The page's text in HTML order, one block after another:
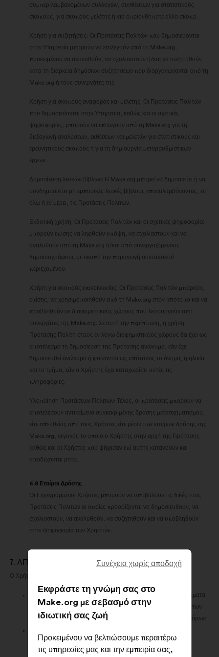
συμπεριλαμβανομένων συλλογών, συνθέσεων για στατιστικούς
σκοπούς, για σκοπούς μελέτης ή για οποιονδήποτε άλλο σκοπό.
Χρήση για συζητήσεις: Οι Προτάσεις Πολιτών που δημοσιεύονται
στην Υπηρεσία μπορούν να επιλεγούν από τη Make.org,
προκειμένου να αναλυθούν, να σχολιαστούν ή/και να συζητηθούν
κατά τη διάρκεια δημόσιων συζητήσεων που διοργανώνονται από τη
Make.org ή τους συνεργάτες της.
Χρήση για σκοπούς αναφοράς και μελέτης: Οι Προτάσεις Πολιτών
που δημοσιεύονται στην Υπηρεσία, καθώς και οι σχετικές
ψηφοφορίες, μπορούν να επιλεγούν από τη Make.org για τη
διεξαγωγή αναλύσεων, εκθέσεων και μελετών για στατιστικούς και
ερευνητικούς σκοπούς ή για τη δημιουργία μεταρρυθμιστικών
έργων.
Δημοσίευση λευκών βίβλων: Η Make.org μπορεί να δημοσιεύει ή να
συνδημοσιεύει μη εμπορικές λευκές βίβλους επαναλαμβάνοντας, εν
όλω ή εν μέρει, τις Προτάσεις Πολιτών.
Εκδοτική χρήση: Οι Προτάσεις Πολιτών και οι σχετικές ψηφοφορίες
μπορούν επίσης να ληφθούν υπόψη, να σχολιαστούν και να
αναλυθούν από τη Make.org ή/και από συνεργαζόμενους
δημοσιογράφους με σκοπό την παραγωγή συντακτικού
περιεχομένου.
Χρήση για σκοπούς επικοινωνίας: Οι Προτάσεις Πολιτών μπορούν,
επίσης, να χρησιμοποιηθούν από τη Make.org στον Ιστότοπο και να
προβληθούν σε διαφημιστικούς χώρους που λειτουργούν από
συνεργάτες της Make.org. Σε αυτή την περίπτωση, η χρήση
Πρότασης Πολίτη στους εν λόγω διαφημιστικούς χώρους θα έχει ως
αποτέλεσμα τη δημοσίευση της Πρότασης ανώνυμα, εάν έχει
δημοσιευθεί ανώνυμα ή φαίνονται ως υπότιτλος το όνομα, η ηλικία
και το τμήμα, εάν ο Χρήστης έχει καταχωρίσει αυτές τις
πληροφορίες.
Υλοποίηση Προτάσεων Πολιτών: Τέλος, οι προτάσεις μπορούν να
αποτελέσουν αντικείμενο συγκεκριμένης δράσης μετασχηματισμού,
είτε απευθείας από τους Χρήστες είτε μέσω των εταίρων δράσης της
Make.org, γεγονός το οποίο ο Χρήστης στην αρχή της Πρότασης
καθώς και οι Χρήστες που ψήφισαν επί αυτής κατανοούν και
αποδέχονται ρητά.
6.8 Εταίροι Δράσης
Οι Εγγεγραμμένοι Χρήστες μπορούν να υποβάλουν τις δικές τους
Προτάσεις Πολιτών οι οποίες προορίζονται να δημοσιευθούν, να
σχολιαστούν, να αναλυθούν, να συζητηθούν και να υποβληθούν
στην ψηφοφορία των Χρηστών.
7. ΑΠΟΔΕΙΚΤΙΚΆ ΜΈΣΑ
Ο Χρήστης αναγνωρίζει και αποδέχεται ρητά:
ότι τα δεδομένα που συλλέγονται στον ιστότοπο και στα συστήματα
τεχνολογίας πληροφοριών της Make.org αποτελούν απόδειξη των
πράξεων που πραγματοποιούνται στο πλαίσιο των παρόντων όρων,
γίνεται δεκτό από τα μέρη.
Συνέχεια χωρίς αποδοχή
Εκφράστε τη γνώμη σας στο
Make.org με σεβασμό στην
ιδιωτική σας ζωή
Προκειμένου να βελτιώσουμε περαιτέρω
τις υπηρεσίες μας και την εμπειρία σας,